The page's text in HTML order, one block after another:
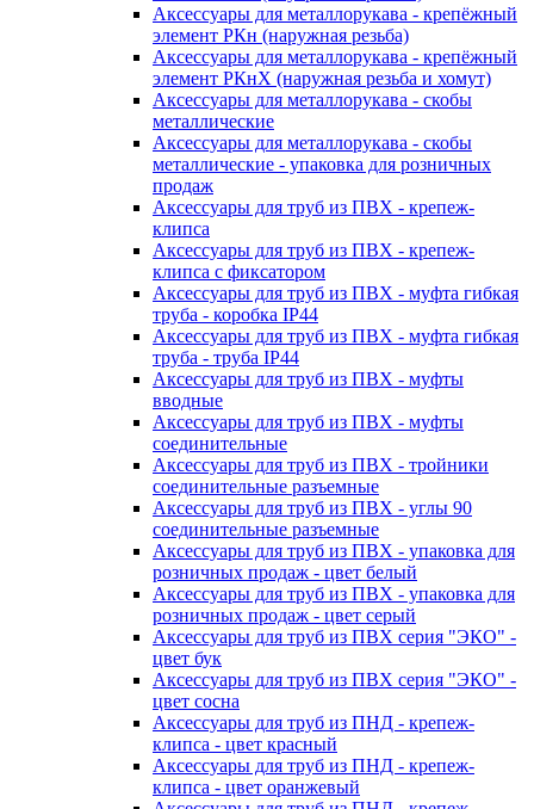
Аксессуары для металлорукава - крепёжный
элемент РКн (наружная резьба)
Аксессуары для металлорукава - крепёжный
элемент РКнХ (наружная резьба и хомут)
Аксессуары для металлорукава - скобы
металлические
Аксессуары для металлорукава - скобы
металлические - упаковка для розничных
продаж
Аксессуары для труб из ПВХ - крепеж-
клипса
Аксессуары для труб из ПВХ - крепеж-
клипса с фиксатором
Аксессуары для труб из ПВХ - муфта гибкая
труба - коробка IP44
Аксессуары для труб из ПВХ - муфта гибкая
труба - труба IP44
Аксессуары для труб из ПВХ - муфты
вводные
Аксессуары для труб из ПВХ - муфты
соединительные
Аксессуары для труб из ПВХ - тройники
соединительные разъемные
Аксессуары для труб из ПВХ - углы 90
соединительные разъемные
Аксессуары для труб из ПВХ - упаковка для
розничных продаж - цвет белый
Аксессуары для труб из ПВХ - упаковка для
розничных продаж - цвет серый
Аксессуары для труб из ПВХ серия "ЭКО" -
цвет бук
Аксессуары для труб из ПВХ серия "ЭКО" -
цвет сосна
Аксессуары для труб из ПНД - крепеж-
клипса - цвет красный
Аксессуары для труб из ПНД - крепеж-
клипса - цвет оранжевый